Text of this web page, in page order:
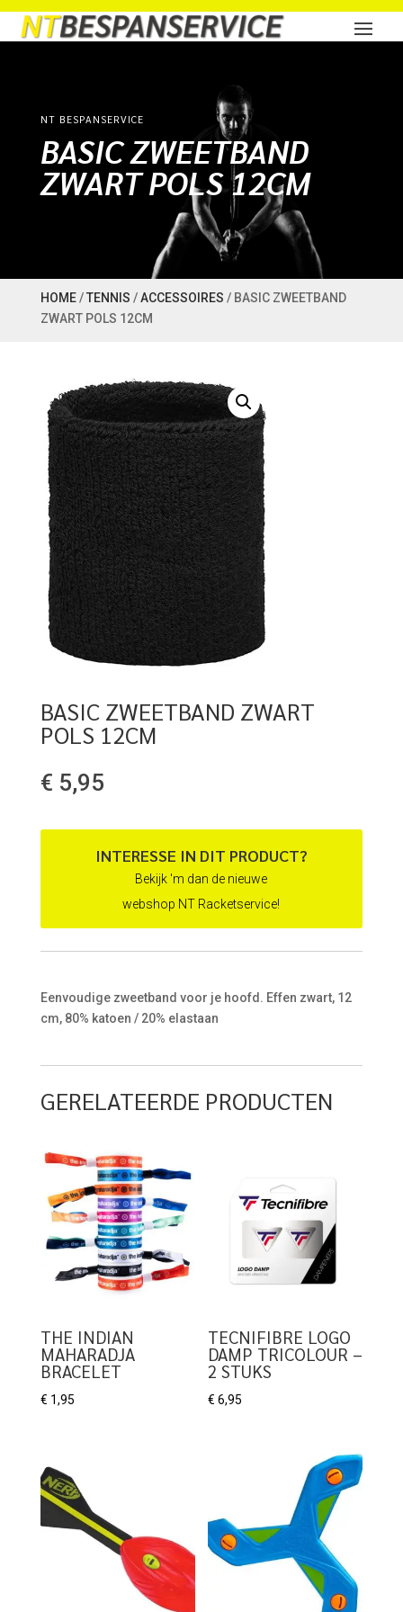
NT BESPANSERVICE
BASIC ZWEETBAND
ZWART POLS 12CM
HOME/TENNIS /ACCESSOIRES / BASIC ZWEETBAND
ZWART POLS 12CM
BASIC ZWEETBAND ZWART
POLS 12CM
€ 5,95
INTERESSE IN DIT PRODUCT?
Bekijk 'm dan de nieuwe
webshop NT Racketservice!
Eenvoudige zweetband voor je hoofd. Effen zwart, 12
cm, 80% katoen / 20% elastaan
GERELATEERDE PRODUCTEN
THE INDIAN
MAHARADJA
BRACELET
€ 1,95
TECNIFIBRE LOGO
DAMP TRICOLOUR –
2 STUKS
€ 6,95